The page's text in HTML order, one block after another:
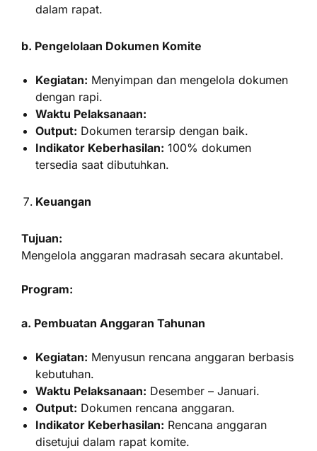
dalam rapat.
b. Pengelolaan Dokumen Komite
Kegiatan: Menyimpan dan mengelola dokumen
dengan rapi.
Waktu Pelaksanaan:
Output: Dokumen terarsip dengan baik.
Indikator Keberhasilan: 100% dokumen
tersedia saat dibutuhkan.
Keuangan
Tujuan:
Mengelola anggaran madrasah secara akuntabel.
Program:
a. Pembuatan Anggaran Tahunan
Kegiatan: Menyusun rencana anggaran berbasis
kebutuhan.
Waktu Pelaksanaan: Desember – Januari.
Output: Dokumen rencana anggaran.
Indikator Keberhasilan: Rencana anggaran
disetujui dalam rapat komite.